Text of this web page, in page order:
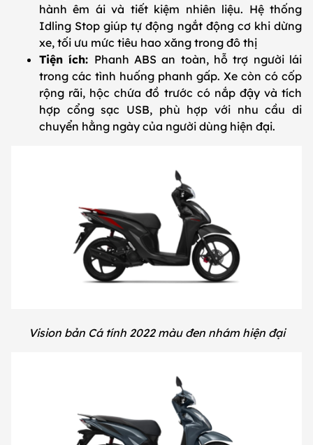
hành êm ái và tiết kiệm nhiên liệu. Hệ thống
Idling Stop giúp tự động ngắt động cơ khi dừng
xe, tối ưu mức tiêu hao xăng trong đô thị
Tiện ích: Phanh ABS an toàn, hỗ trợ người lái
trong các tình huống phanh gấp. Xe còn có cốp
rộng rãi, hộc chứa đồ trước có nắp đậy và tích
hợp cổng sạc USB, phù hợp với nhu cầu di
chuyển hằng ngày của người dùng hiện đại.
Vision bản Cá tính 2022 màu đen nhám hiện đại